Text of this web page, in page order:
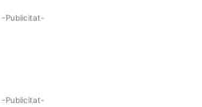
-Publicitat-
-Publicitat-